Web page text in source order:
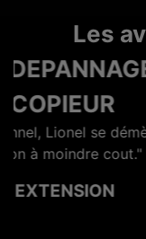
Les
"Un pro du